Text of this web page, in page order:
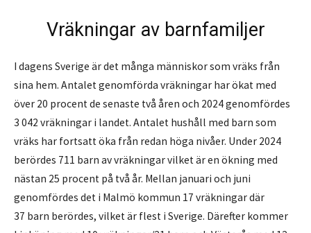
Vräkningar av barnfamiljer
I dagens Sverige är det många människor som vräks från
sina hem. Antalet genomförda vräkningar har ökat med
över 20 procent de senaste två åren och 2024 genomfördes
3 042 vräkningar i landet. Antalet hushåll med barn som
vräks har fortsatt öka från redan höga nivåer. Under 2024
berördes 711 barn av vräkningar vilket är en ökning med
nästan 25 procent på två år. Mellan januari och juni
genomfördes det i Malmö kommun 17 vräkningar där
37 barn berördes, vilket är flest i Sverige. Därefter kommer